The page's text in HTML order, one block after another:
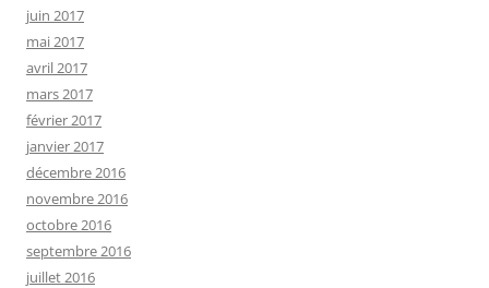
juin 2017
mai 2017
avril 2017
mars 2017
février 2017
janvier 2017
décembre 2016
novembre 2016
octobre 2016
septembre 2016
juillet 2016